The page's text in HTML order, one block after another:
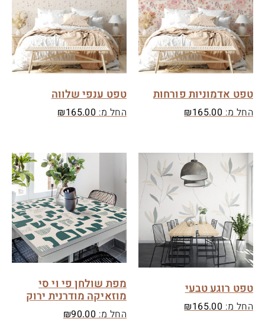
טפט אדמוניות פורחות
החל מ: ₪165.00
טפט ענפי שלווה
החל מ: ₪165.00
טפט רוגע טבעי
החל מ: ₪165.00
מפת שולחן פי וי סי
מוזאיקה מודרנית ירוק
החל מ: ₪90.00